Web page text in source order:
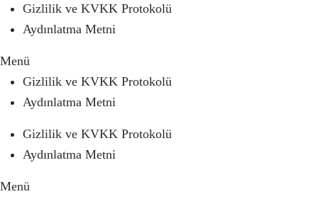
Gizlilik ve KVKK Protokolü
Aydınlatma Metni
Menü
Gizlilik ve KVKK Protokolü
Aydınlatma Metni
Gizlilik ve KVKK Protokolü
Aydınlatma Metni
Menü